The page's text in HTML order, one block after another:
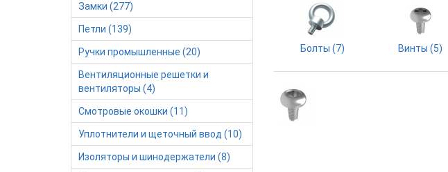
Замки (277)
Петли (139)
Ручки промышленные (20)
Вентиляционные решетки и
вентиляторы (4)
Смотровые окошки (11)
Уплотнители и щеточный ввод (10)
Изоляторы и шинодержатели (8)
Болты (7) Винты (5)